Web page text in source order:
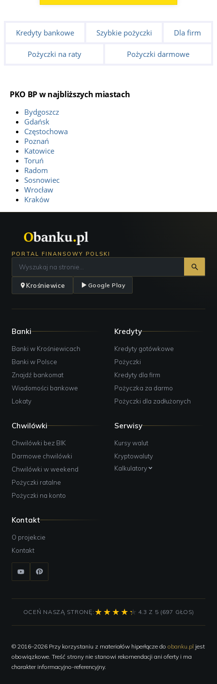
Kredyty bankowe Szybkie pożyczki Dla firm
Pożyczki na raty Pożyczki darmowe
PKO BP w najbliższych miastach
Bydgoszcz
Gdańsk
Częstochowa
Poznań
Katowice
Toruń
Radom
Sosnowiec
Wrocław
Kraków
PORTAL FINANSOWY POLSKI
Krośniewice Google Play
Banki
Banki w Krośniewicach
Banki w Polsce
Znajdź bankomat
Wiadomości bankowe
Lokaty
Kredyty
Kredyty gotówkowe
Pożyczki
Kredyty dla firm
Pożyczka za darmo
Pożyczki dla zadłużonych
Chwilówki
Chwilówki bez BIK
Darmowe chwilówki
Chwilówki w weekend
Pożyczki ratalne
Pożyczki na konto
Serwisy
Kursy walut
Kryptowaluty
Kalkulatory
Kontakt
O projekcie
Kontakt
OCEŃ NASZĄ STRONĘ: 4.3 Z 5 (697 GŁOS)
© 2016–2026 Przy korzystaniu z materiałów hiperłącze do obanku.pl jest
obowiązkowe. Treść strony nie stanowi rekomendacji ani oferty i ma
charakter informacyjno-referencyjny.